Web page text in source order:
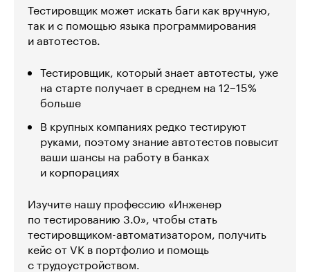
Тестировщик может искать баги как вручную,
так и с помощью языка программирования
и автотестов.
Тестировщик, который знает автотесты, уже
на старте получает в среднем на 12−15%
больше
В крупных компаниях редко тестируют
руками, поэтому знание автотестов повысит
ваши шансы на работу в банках
и корпорациях
Изучите нашу профессию «Инженер
по тестированию 3.0», чтобы стать
тестировщиком-автоматизатором, получить
кейс от VK в портфолио и помощь
с трудоустройством.